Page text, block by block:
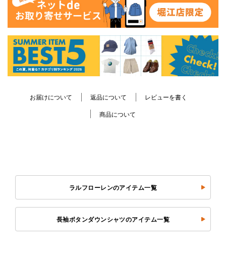
お届けについて 返品について レビューを書く
商品について
ラルフローレンのアイテム一覧
長袖ボタンダウンシャツのアイテム一覧